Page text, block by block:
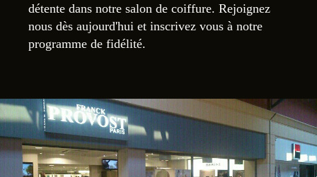
détente dans notre salon de coiffure. Rejoignez
nous dès aujourd'hui et inscrivez vous à notre
programme de fidélité.